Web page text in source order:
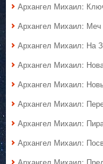
Архангел Михаил:
Архангел Михаил:
Архангел Михаил: На
Архангел Михаил:
Архангел Михаил:
Архангел Михаил:
Архангел Михаил:
Архангел Михаил: